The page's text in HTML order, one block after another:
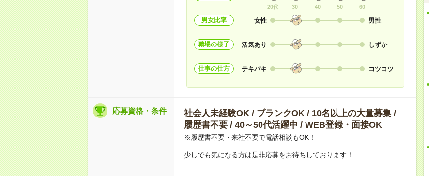
20代 30 40 50 60
男女比率 女性 男性
職場の様子 活気あり しずか
仕事の仕方 テキパキ コツコツ
応募資格・条件
社会人未経験OK / ブランクOK / 10名以上の大量募集 /
履歴書不要 / 40～50代活躍中 / WEB登録・面接OK
※履歴書不要・来社不要で電話相談もOK！
少しでも気になる方は是非応募をお待ちしております！